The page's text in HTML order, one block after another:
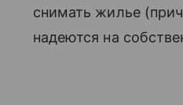
снимать жилье
надеются на